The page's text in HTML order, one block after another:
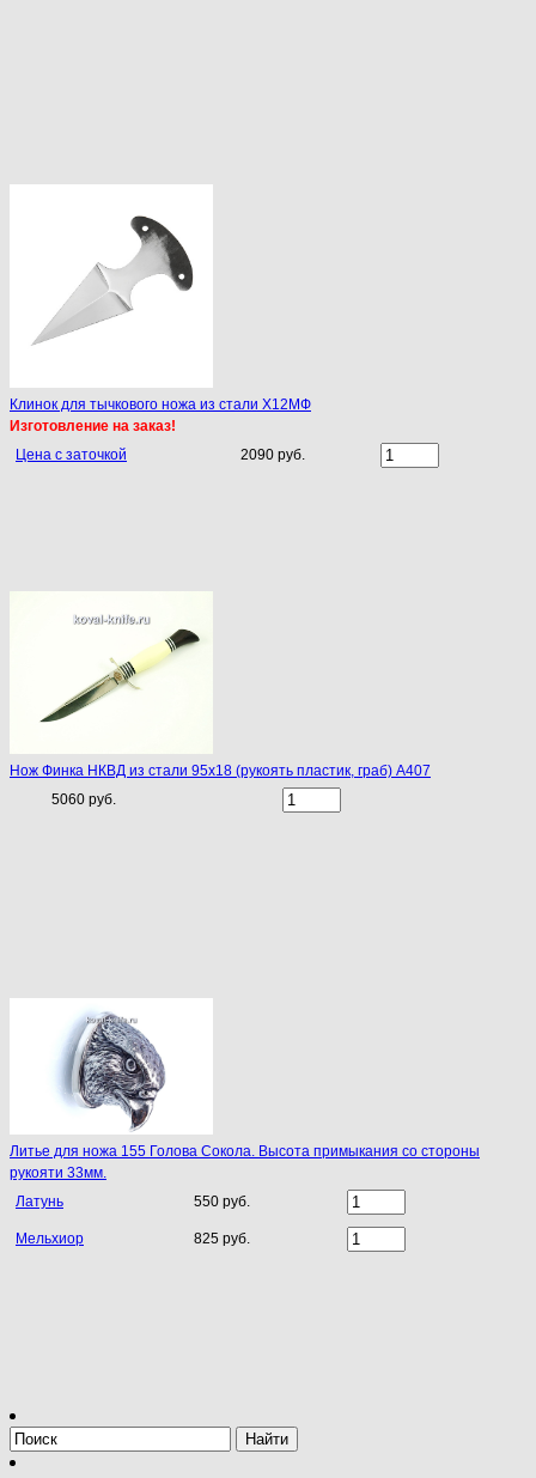
Клинок для тычкового ножа из стали Х12МФ
Изготовление на заказ!
Цена с заточкой
2090 руб.
Нож Финка НКВД из стали 95х18 (рукоять пластик, граб) A407
5060 руб.
Литье для ножа 155 Голова Сокола. Высота примыкания со стороны
рукояти 33мм.
Латунь
550 руб.
Мельхиор 825 руб.